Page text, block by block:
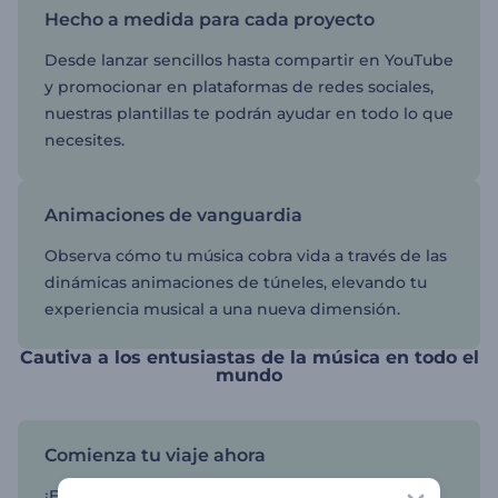
Hecho a medida para cada proyecto
Desde lanzar sencillos hasta compartir en YouTube
y promocionar en plataformas de redes sociales,
nuestras plantillas te podrán ayudar en todo lo que
necesites.
Animaciones de vanguardia
Observa cómo tu música cobra vida a través de las
dinámicas animaciones de túneles, elevando tu
experiencia musical a una nueva dimensión.
Cautiva a los entusiastas de la música en todo el
mundo
Comienza tu viaje ahora